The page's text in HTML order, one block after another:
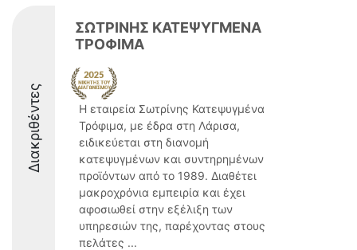
Διακριθέντες
ΣΩΤΡΙΝΗΣ ΚΑΤΕΨΥΓΜΕΝΑ
ΤΡΟΦΙΜΑ
Η εταιρεία Σωτρίνης Κατεψυγμένα
Τρόφιμα, με έδρα στη Λάρισα,
ειδικεύεται στη διανομή
κατεψυγμένων και συντηρημένων
προϊόντων από το 1989. Διαθέτει
μακροχρόνια εμπειρία και έχει
αφοσιωθεί στην εξέλιξη των
υπηρεσιών της, παρέχοντας στους
πελάτες ...